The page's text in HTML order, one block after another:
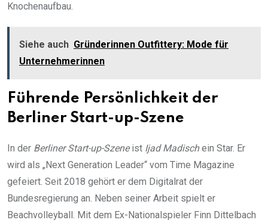
Knochenaufbau.
Siehe auch Gründerinnen Outfittery: Mode für
Unternehmerinnen
Führende Persönlichkeit der
Berliner Start-up-Szene
In der Berliner Start-up-Szeneist Ijad Madischein Star. Er
wird als „Next Generation Leader“ vom Time Magazine
gefeiert. Seit 2018 gehört er dem Digitalrat der
Bundesregierung an. Neben seiner Arbeit spielt er
Beachvolleyball. Mit dem Ex-Nationalspieler Finn Dittelbach